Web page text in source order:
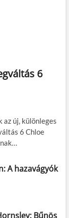
6
új, különleges
6 Chloe
A hazavágyók
Bűnös